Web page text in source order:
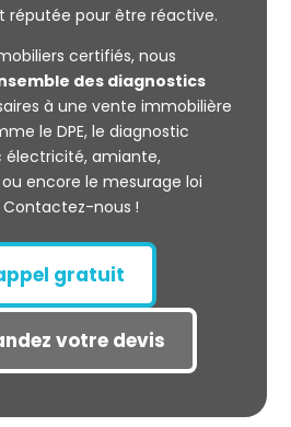
pour être réactive.
certifiés, nous
des diagnostics
à une vente immobilière
le DPE, le diagnostic
électricité, amiante,
encore le mesurage loi
Contactez-nous !
gratuit
votre devis